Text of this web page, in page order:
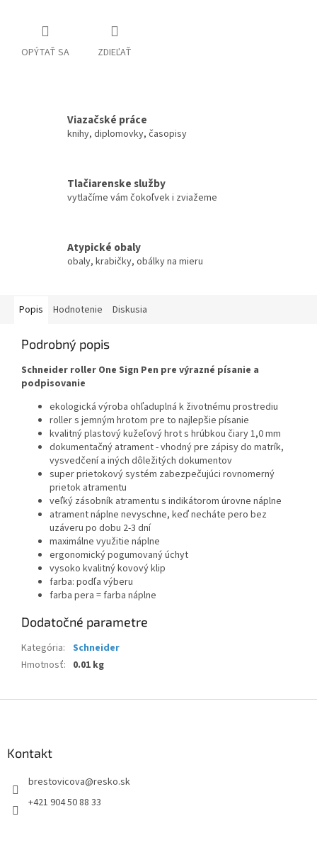
OPÝTAŤ SA ZDIEĽAŤ
Viazačské práce
knihy, diplomovky, časopisy
Tlačiarenske služby
vytlačíme vám čokoľvek i zviažeme
Atypické obaly
obaly, krabičky, obálky na mieru
Popis Hodnotenie Diskusia
Podrobný popis
Schneider roller One Sign Pen pre výrazné písanie a
podpisovanie
ekologická výroba ohľaduplná k životnému prostrediu
roller s jemným hrotom pre to najlepšie písanie
kvalitný plastový kužeľový hrot s hrúbkou čiary 1,0 mm
dokumentačný atrament - vhodný pre zápisy do matrík,
vysvedčení a iných dôležitých dokumentov
super prietokový systém zabezpečujúci rovnomerný
prietok atramentu
veľký zásobník atramentu s indikátorom úrovne náplne
atrament náplne nevyschne, keď necháte pero bez
uzáveru po dobu 2-3 dní
maximálne využitie náplne
ergonomický pogumovaný úchyt
vysoko kvalitný kovový klip
farba: podľa výberu
farba pera = farba náplne
Dodatočné parametre
Kategória: Schneider
Hmotnosť: 0.01 kg
Kontakt
brestovicova@resko.sk
+421 904 50 88 33